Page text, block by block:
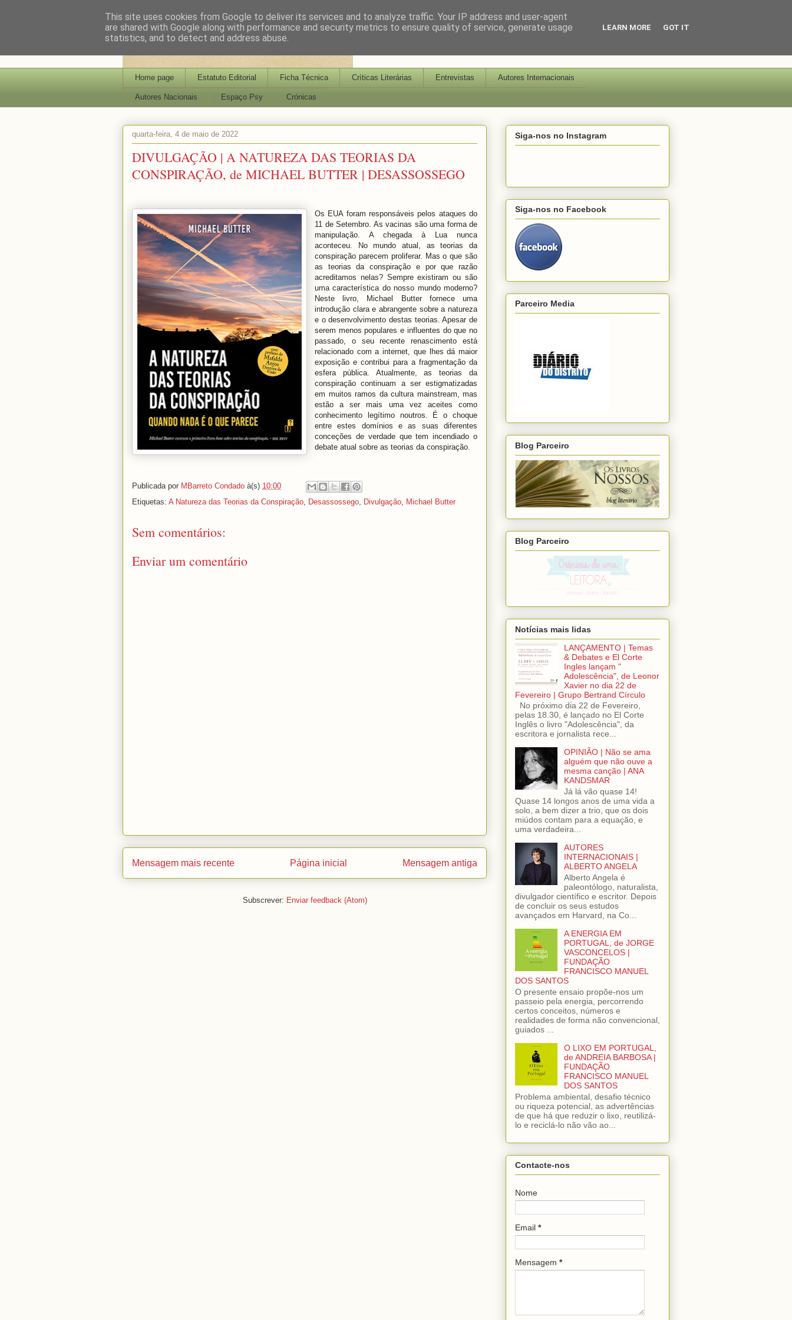
Home page Estatuto Editorial Ficha Técnica Críticas Literárias Entrevistas Autores Internacionais
Autores Nacionais Espaço Psy Crónicas
quarta-feira, 4 de maio de 2022
DIVULGAÇÃO | A NATUREZA DAS TEORIAS DA
CONSPIRAÇÃO, de MICHAEL BUTTER | DESASSOSSEGO
Os EUA foram responsáveis pelos ataques do
11 de Setembro. As vacinas são uma forma de
manipulação. A chegada à Lua nunca
aconteceu. No mundo atual, as teorias da
conspiração parecem proliferar. Mas o que são
as teorias da conspiração e por que razão
acreditamos nelas? Sempre existiram ou são
uma característica do nosso mundo moderno?
Neste livro, Michael Butter fornece uma
introdução clara e abrangente sobre a natureza
e o desenvolvimento destas teorias. Apesar de
serem menos populares e influentes do que no
passado, o seu recente renascimento está
relacionado com a internet, que lhes dá maior
exposição e contribui para a fragmentação da
esfera pública. Atualmente, as teorias da
conspiração continuam a ser estigmatizadas
em muitos ramos da cultura mainstream, mas
estão a ser mais uma vez aceites como
conhecimento legítimo noutros. É o choque
entre estes domínios e as suas diferentes
conceções de verdade que tem incendiado o
debate atual sobre as teorias da conspiração.
Publicada por MBarreto Condado à(s) 10:00
Etiquetas: A Natureza das Teorias da Conspiração, Desassossego, Divulgação, Michael Butter
Sem comentários:
Enviar um comentário
Mensagem mais recente Mensagem antiga
Página inicial
Subscrever: Enviar feedback (Atom)
Siga-nos no Instagram
Siga-nos no Facebook
Parceiro Media
Blog Parceiro
Blog Parceiro
Notícias mais lidas
LANÇAMENTO | Temas
& Debates e El Corte
Ingles lançam "
Adolescência", de Leonor
Xavier no dia 22 de
Fevereiro | Grupo Bertrand Círculo
No próximo dia 22 de Fevereiro,
pelas 18.30, é lançado no El Corte
Inglês o livro "Adolescência", da
escritora e jornalista rece...
OPINIÃO | Não se ama
alguém que não ouve a
mesma canção | ANA
KANDSMAR
Já lá vão quase 14!
Quase 14 longos anos de uma vida a
solo, a bem dizer a trio, que os dois
miúdos contam para a equação, e
uma verdadeira...
AUTORES
INTERNACIONAIS |
ALBERTO ANGELA
Alberto Angela é
paleontólogo, naturalista,
divulgador científico e escritor. Depois
de concluir os seus estudos
avançados em Harvard, na Co...
A ENERGIA EM
PORTUGAL, de JORGE
VASCONCELOS |
FUNDAÇÃO
FRANCISCO MANUEL
DOS SANTOS
O presente ensaio propõe-nos um
passeio pela energia, percorrendo
certos conceitos, números e
realidades de forma não convencional,
guiados ...
O LIXO EM PORTUGAL,
de ANDREIA BARBOSA |
FUNDAÇÃO
FRANCISCO MANUEL
DOS SANTOS
Problema ambiental, desafio técnico
ou riqueza potencial, as advertências
de que há que reduzir o lixo, reutilizá-
lo e reciclá-lo não vão ao...
Contacte-nos
Nome
Email *
Mensagem *
This site uses cookies from Google to deliver its services and to analyze traffic. Your IP address and user-agent
are shared with Google along with performance and security metrics to ensure quality of service, generate usage
statistics, and to detect and address abuse.
LEARN MORE GOT IT